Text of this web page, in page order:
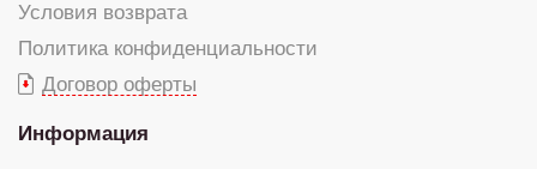
Условия возврата
Политика конфиденциальности
Договор оферты
Информация